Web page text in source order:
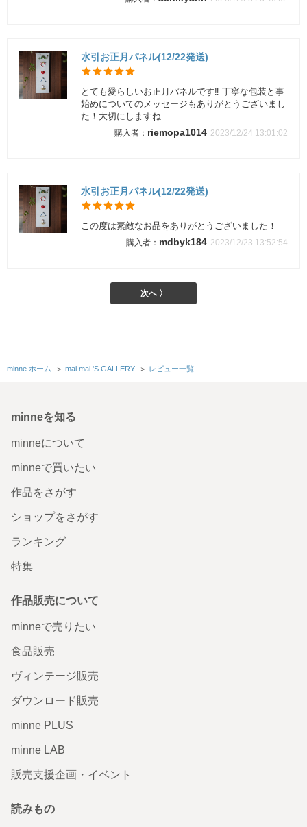
水引お正月パネル(12/22発送)
とても愛らしいお正月パネルです‼︎ 丁寧な包装と事
始めについてのメッセージもありがとうございまし
た！大切にしますね
riemopa1014 2023/12/24 13:01:02
水引お正月パネル(12/22発送)
この度は素敵なお品をありがとうございました！
mdbyk184 2023/12/23 13:52:54
次へ 〉
minne ホーム ＞ mai mai 'S GALLERY ＞ レビュー一覧
minneを知る
minneについて
minneで買いたい
作品をさがす
ショップをさがす
ランキング
特集
作品販売について
minneで売りたい
食品販売
ヴィンテージ販売
ダウンロード販売
minne PLUS
minne LAB
販売支援企画・イベント
読みもの